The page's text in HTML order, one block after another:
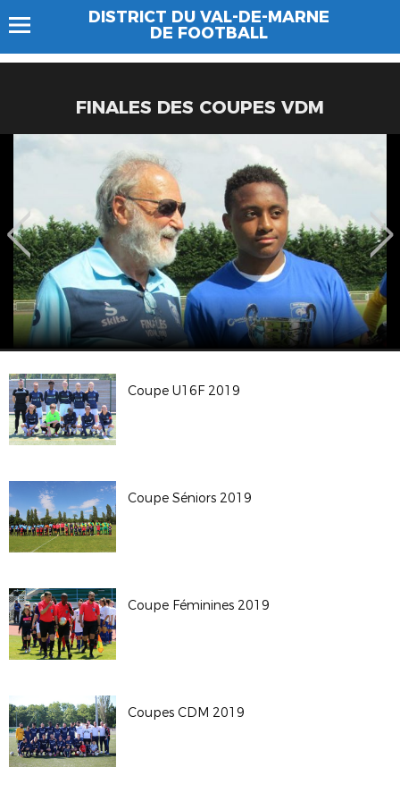
DISTRICT DU VAL-DE-MARNE
DE FOOTBALL
FINALES DES COUPES VDM
Coupe U16F 2019
Coupe Séniors 2019
Coupe Féminines 2019
Coupes CDM 2019